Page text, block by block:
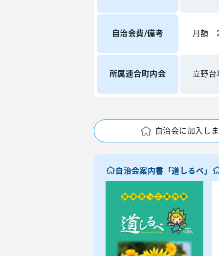
自治会費/備考 月額
所属連合町内会 立野
自治会に加入し
自治会案内書「道しるべ」